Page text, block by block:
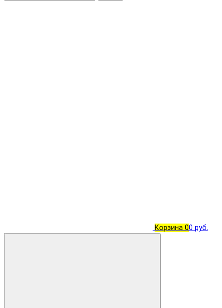
Корзина 00 руб.